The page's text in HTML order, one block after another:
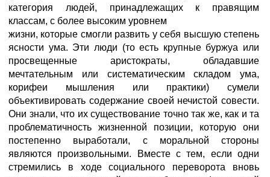
категория людей, принадлежащих к правящим
классам, с более высоким уровнем
жизни, которые смогли развить у себя высшую степень
ясности ума. Эти люди (то есть крупные буржуа или
просвещенные аристократы, обладавшие
мечтательным или систематическим складом ума,
корифеи мышления или практики) сумели
объективировать содержание своей нечистой совести.
Они знали, что их существование точно так же, как и та
проблематичность жизненной позиции, которую они
постепенно выработали, с моральной стороны
являются произвольными. Вместе с тем, если одни
стремились в ходе социального переворота вновь